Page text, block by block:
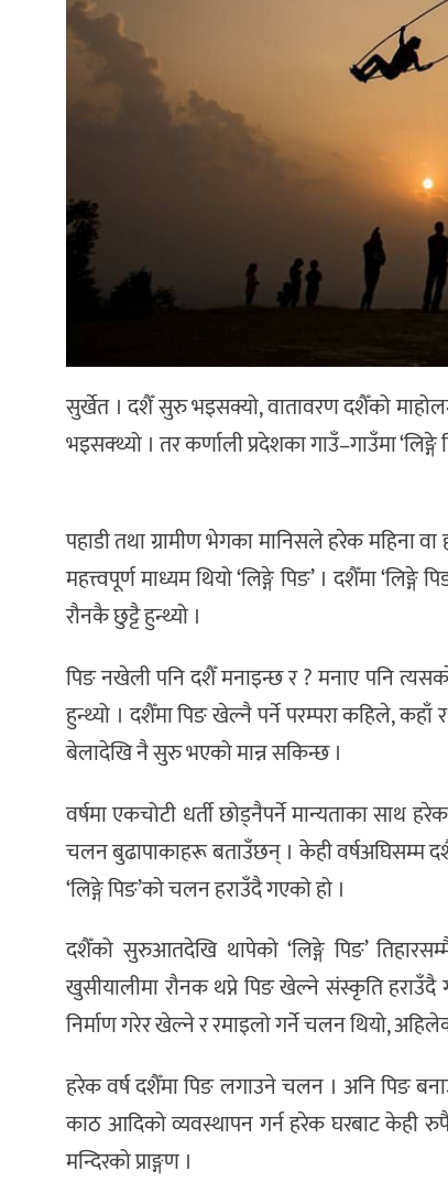
सुर्खेत । दशैँ सुरु भइसक्यो, वातावरण दशैँको
भइसक्थ्यो । तर कर्णाली प्रदेशका गाउँ–गाउँमा
पहाडी तथा ग्रामीण भेगका मानिसले हरेक महिना
महत्त्वपूर्ण माध्यम थियो ‘लिङ्गे पिङ’ । दशैँमा
रौनकै छुट्टै हुन्थ्यो ।
पिङ नखेली पनि दशैँ मनाइन्छ र ? मनाए पनि
हुन्थ्यो । दशैँमा पिङ खेल्नै पर्ने परम्परा कहिले,
बेलादेखि नै सुरु भएको मान्न सकिन्छ ।
वर्षमा एकचोटी धर्ती छोड्नैपर्ने मान्यताका
चलन बुढापाकाहरू बताउँछन् । केही वर्षअघिसम्म
‘लिङ्गे पिङ’को चलन हराउँदै गएको हो ।
दशैँको सुरुआतदेखि थापेको ‘लिङ्गे पिङ’
खुसीयालीमा रौनक थप्ने पिङ खेल्ने संस्कृति
निर्माण गरेर खेल्ने र रमाइलो गर्ने चलन थियो,
हरेक वर्ष दशैँमा पिङ लगाउने चलन । अनि पिङ
काठ आदिको व्यवस्थापन गर्न हरेक घरबाट केही
मन्दिरको प्राङ्गण ।